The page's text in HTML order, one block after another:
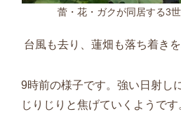
蕾・花・ガクが同居する3
台風も去り、蓮畑も落ち着き
9時前の様子です。強い日射し
じりじりと焦げていくようです